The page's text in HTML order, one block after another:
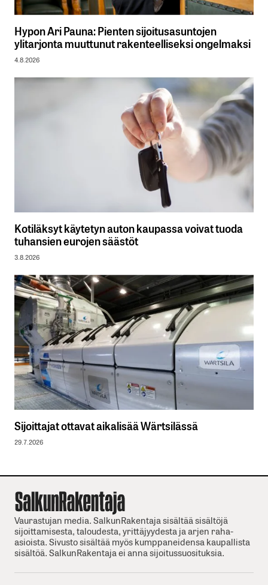
Hypon Ari Pauna: Pienten sijoitusasuntojen
ylitarjonta muuttunut rakenteelliseksi ongelmaksi
4.8.2026
Kotiläksyt käytetyn auton kaupassa voivat tuoda
tuhansien eurojen säästöt
3.8.2026
Sijoittajat ottavat aikalisää Wärtsilässä
29.7.2026
Vaurastujan media. SalkunRakentaja sisältää sisältöjä
sijoittamisesta, taloudesta, yrittäjyydesta ja arjen raha-
asioista. Sivusto sisältää myös kumppaneidensa kaupallista
sisältöä. SalkunRakentaja ei anna sijoitussuosituksia.